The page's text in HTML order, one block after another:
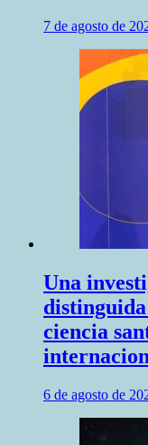
7 de agosto de
Una
ciencia
6 de agosto de